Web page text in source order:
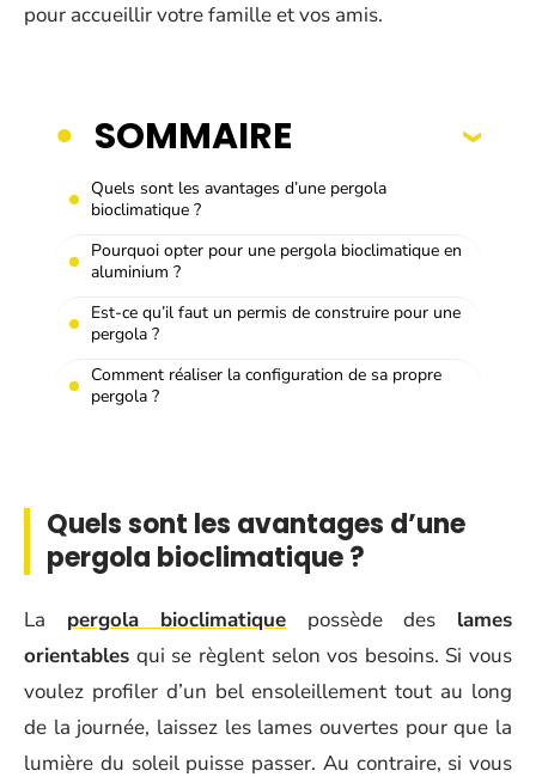
pour accueillir votre famille et vos amis.
SOMMAIRE
Quels sont les avantages d’une pergola
bioclimatique ?
Pourquoi opter pour une pergola bioclimatique en
aluminium ?
Est-ce qu’il faut un permis de construire pour une
pergola ?
Comment réaliser la configuration de sa propre
pergola ?
Quels sont les avantages d’une
pergola bioclimatique ?
La pergola bioclimatique possède des lames
orientables qui se règlent selon vos besoins. Si vous
voulez profiler d’un bel ensoleillement tout au long
de la journée, laissez les lames ouvertes pour que la
lumière du soleil puisse passer. Au contraire, si vous